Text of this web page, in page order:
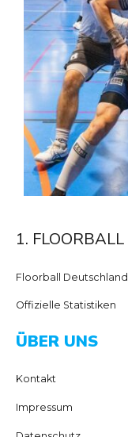
1. FLOORBALL
Floorball Deutschland
Offizielle Statistiken
ÜBER UNS
Kontakt
Impressum